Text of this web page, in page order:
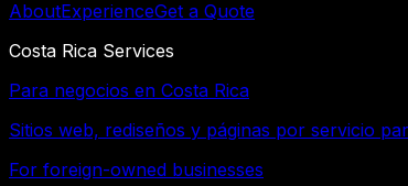
AboutExperienceGet a Quote
Costa Rica Services
Para negocios en Costa Rica
Sitios web, rediseños y páginas por servicio
For foreign-owned businesses